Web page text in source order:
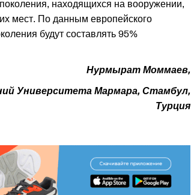
находящихся на вооружении,
мест. По данным европейского
будут составлять 95%
Нурмырат Моммаев,
Университета Мармара, Стамбул,
Турция